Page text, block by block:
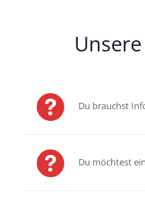
Du brauchst
Du möchtest